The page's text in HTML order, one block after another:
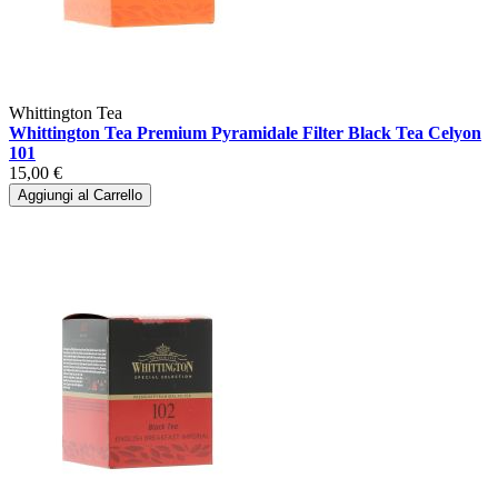
Whittington Tea
Whittington Tea Premium Pyramidale Filter Black Tea Celyon
101
15,00 €
Aggiungi al Carrello